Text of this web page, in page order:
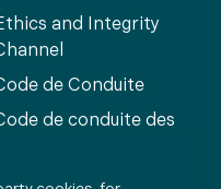
and Integrity
de Conduite
de conduite des